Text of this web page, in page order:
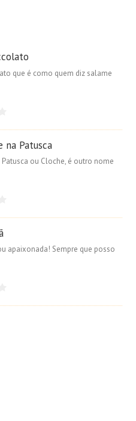
que é como quem diz salame
na Patusca
ou Cloche, é outro nome
apaixonada! Sempre que posso